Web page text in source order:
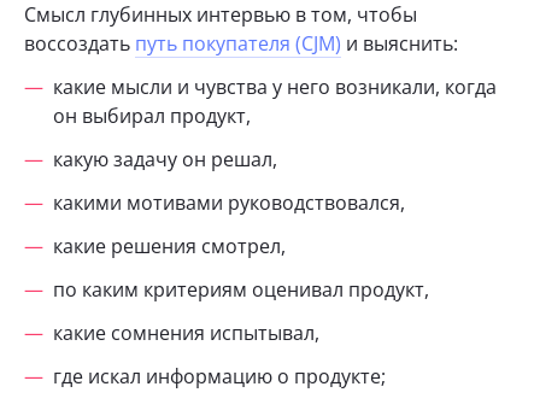
Смысл глубинных интервью в том, чтобы
воссоздать путь покупателя (CJM) и выяснить:
какие мысли и чувства у него возникали, когда
он выбирал продукт,
какую задачу он решал,
какими мотивами руководствовался,
какие решения смотрел,
по каким критериям оценивал продукт,
какие сомнения испытывал,
где искал информацию о продукте;